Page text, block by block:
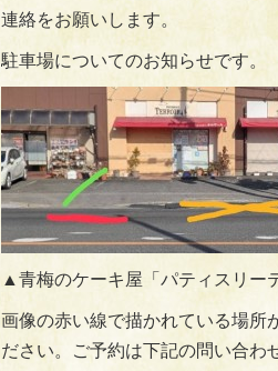
連絡をお願いします。
駐車場についてのお知らせです。
▲青梅のケーキ屋「パティスリー
画像の赤い線で描かれている場所
ださい。ご予約は下記の問い合わ